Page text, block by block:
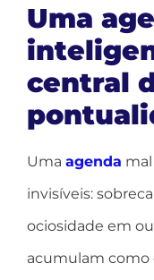
Uma
central
Uma agenda
invisíveis:
ociosidade em
acumulam como